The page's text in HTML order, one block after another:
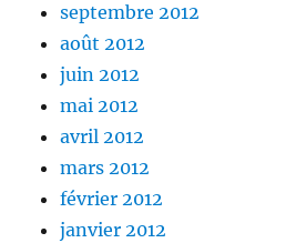
septembre 2012
août 2012
juin 2012
mai 2012
avril 2012
mars 2012
février 2012
janvier 2012